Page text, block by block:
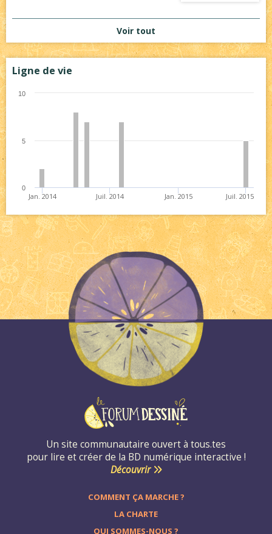
Voir tout
Ligne de vie
Jan. 2014 Juil. 2014 Jan. 2015 Juil. 2015
0
5
10
Un site communautaire ouvert à tous.tes
pour lire et créer de la BD numérique interactive !
Découvrir
COMMENT ÇA MARCHE ?
LA CHARTE
QUI SOMMES-NOUS ?